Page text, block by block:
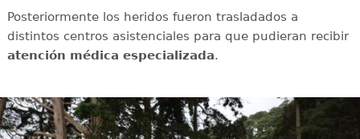
Posteriormente los heridos fueron trasladados a
distintos centros asistenciales para que pudieran recibir
atención médica especializada.